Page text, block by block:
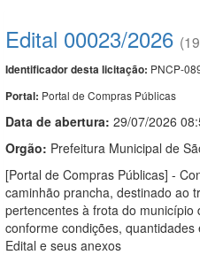
Edital 00023/2026
Identificador desta licitação: PNCP-
Portal: Portal de Compras Públicas
Data de abertura: 29/07/2026
Orgão: Prefeitura Municipal de
[Portal de Compras Públicas] -
caminhão prancha, destinado ao
pertencentes à frota do município
conforme condições,
Edital e seus anexos